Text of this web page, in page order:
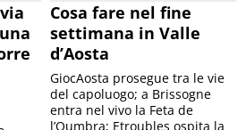
Cosa fare nel fine
settimana in Valle
d’Aosta
GiocAosta prosegue tra le vie
del capoluogo; a Brissogne
entra nel vivo la Feta de
l’Oumbra; Etroubles ospita la